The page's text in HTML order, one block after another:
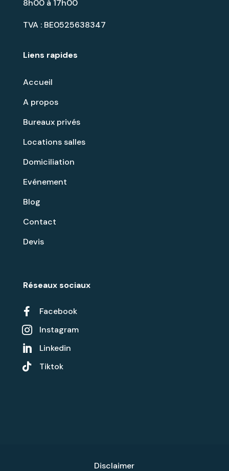
Réseaux sociaux
 Facebook
 Instagram

Linkedin

Tiktok
Liens rapides
Accueil
A propos
Bureaux privés
Locations salles
Domiciliation
Evénement
Blog
Contact
Devis
8h00 à 17h00
TVA : BE0525638347
Disclaimer